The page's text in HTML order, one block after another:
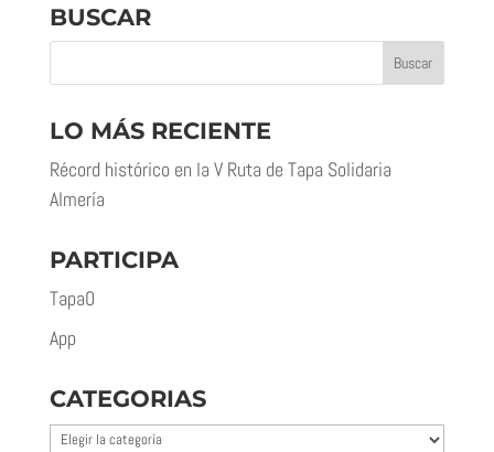
BUSCAR
LO MÁS RECIENTE
Récord histórico en la V Ruta de Tapa Solidaria
Almería
PARTICIPA
Tapa0
App
CATEGORIAS
Categorias